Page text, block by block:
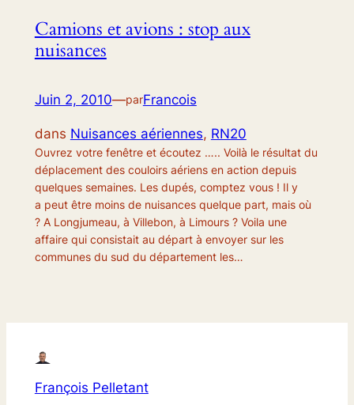
Camions et avions : stop aux
nuisances
Juin 2, 2010—parFrancois
dans Nuisances aériennes, RN20
Ouvrez votre fenêtre et écoutez ….. Voilà le résultat du
déplacement des couloirs aériens en action depuis
quelques semaines. Les dupés, comptez vous ! Il y
a peut être moins de nuisances quelque part, mais où
? A Longjumeau, à Villebon, à Limours ? Voila une
affaire qui consistait au départ à envoyer sur les
communes du sud du département les…
François Pelletant